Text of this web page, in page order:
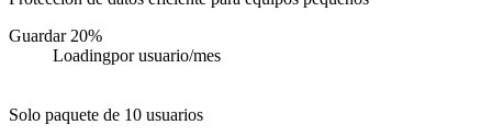
Guardar 20%
Loadingpor usuario/mes
Solo paquete de 10 usuarios